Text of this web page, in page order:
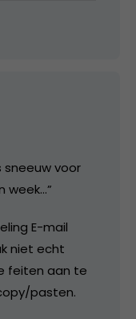
sneeuw voor
week…”
E-mail
niet echt
feiten aan te
pasten.